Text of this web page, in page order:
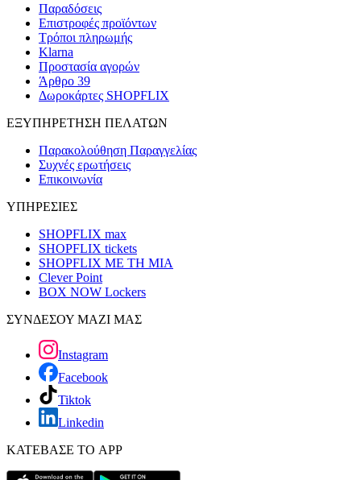
Παραδόσεις
Επιστροφές προϊόντων
Τρόποι πληρωμής
Klarna
Προστασία αγορών
Άρθρο 39
Δωροκάρτες SHOPFLIX
ΕΞΥΠΗΡΕΤΗΣΗ ΠΕΛΑΤΩΝ
Παρακολούθηση Παραγγελίας
Συχνές ερωτήσεις
Επικοινωνία
ΥΠΗΡΕΣΙΕΣ
SHOPFLIX max
SHOPFLIX tickets
SHOPFLIX ΜΕ ΤΗ ΜΙΑ
Clever Point
BOX NOW Lockers
ΣΥΝΔΕΣΟΥ ΜΑΖΙ ΜΑΣ
Instagram
Facebook
Tiktok
Linkedin
ΚΑΤΕΒΑΣΕ ΤΟ APP